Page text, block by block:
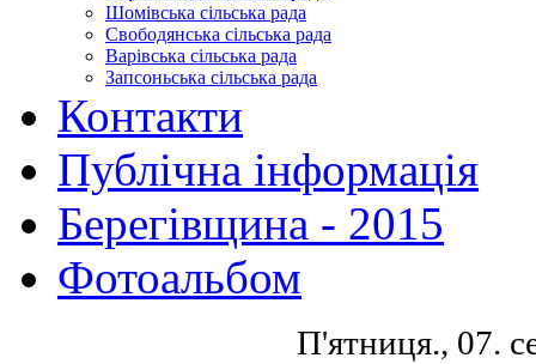
Шомівська сільська рада
Свободянська сільська рада
Варівська сільська рада
Запсоньська сільська рада
Контакти
Публічна інформація
Берегівщина - 2015
Фотоальбом
П'ятниця., 07.